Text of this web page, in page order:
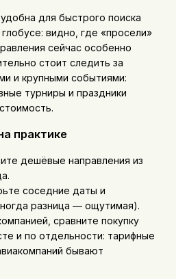
для быстрого поиска
видно, где «просели»
сейчас особенно
стоит следить за
и крупными событиями:
турниры и праздники
практике
дешёвые направления из
соседние даты и
разница — ощутимая).
сравните покупку
и по отдельности: тарифные
бывают